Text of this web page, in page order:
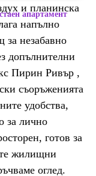
и планинска
напълно
за незабавно
допълнителни
Пирин Ривър ,
съоръженията
удобства,
за лично
готов за
жилищни
оглед.
апартамент